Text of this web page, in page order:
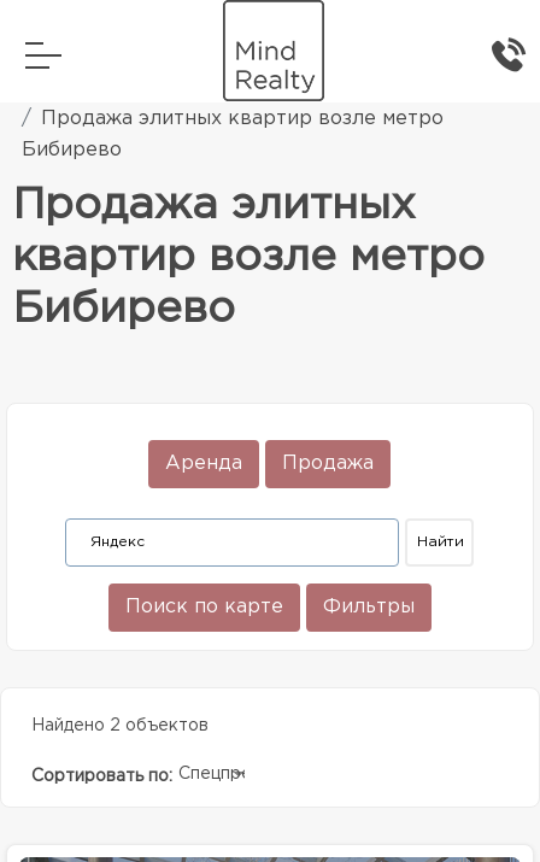
Элитная жилая недвижимость
Продажа элитных квартир возле метро
Бибирево
Продажа элитных
квартир возле метро
Бибирево
Аренда Продажа
Поиск по карте Фильтры
Найдено 2 объектов
Сортировать по: Спецпредолжение